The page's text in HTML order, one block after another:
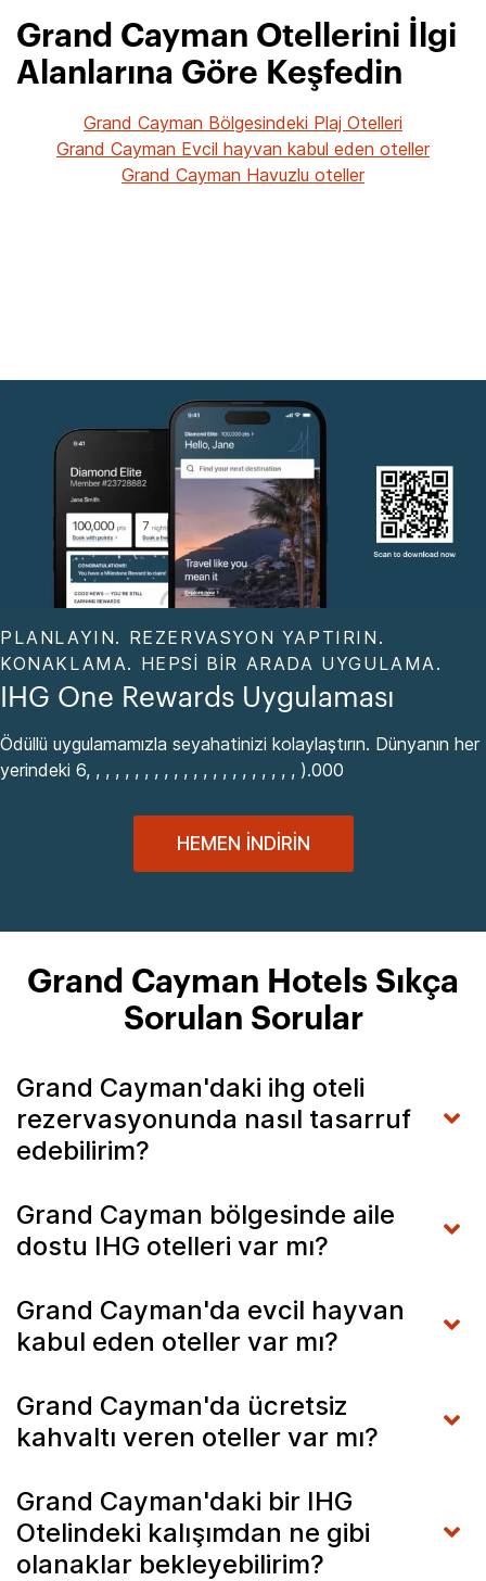
Grand Cayman Otellerini İlgi
Alanlarına Göre Keşfedin
Grand Cayman Bölgesindeki Plaj Otelleri
Grand Cayman Evcil hayvan kabul eden oteller
Grand Cayman Havuzlu oteller
PLANLAYIN. REZERVASYON YAPTIRIN.
KONAKLAMA. HEPSI BIR ARADA UYGULAMA.
IHG One Rewards Uygulaması
Ödüllü uygulamamızla seyahatinizi kolaylaştırın. Dünyanın her
yerindeki 6, , , , , , , , , , , , , , , , , , , , , , ).000
HEMEN İNDIRIN
Grand Cayman Hotels Sıkça
Sorulan Sorular
Grand Cayman'daki ihg oteli
rezervasyonunda nasıl tasarruf
edebilirim?
Grand Cayman bölgesinde aile
dostu IHG otelleri var mı?
Grand Cayman'da evcil hayvan
kabul eden oteller var mı?
Grand Cayman'da ücretsiz
kahvaltı veren oteller var mı?
Grand Cayman'daki bir IHG
Otelindeki kalışımdan ne gibi
olanaklar bekleyebilirim?